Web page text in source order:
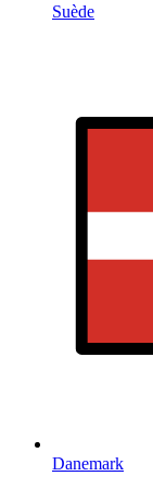
Suède
Danemark